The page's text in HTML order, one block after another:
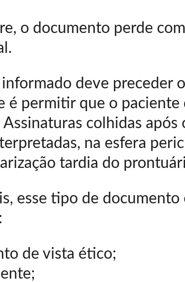
o documento perde
deve preceder
é permitir que o paciente
colhidas após
na esfera
tardia do
esse tipo de documento
de vista ético;